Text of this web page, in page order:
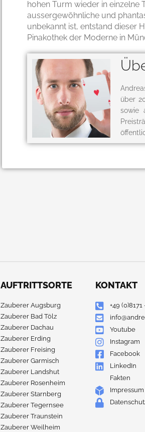
hohen Turm wieder in einzelne
aussergewöhnliche und
unbekannt ist, entstand dieser
Pinakothek der Moderne in
über
sowie
AUFTRITTSORTE
Zauberer Augsburg
Zauberer Bad Tölz
Zauberer Dachau
Zauberer Erding
Zauberer Freising
Zauberer Garmisch
Zauberer Landshut
Zauberer Rosenheim
Zauberer Starnberg
Zauberer Tegernsee
Zauberer Traunstein
Zauberer Weilheim
KONTAKT
+49
Youtube
Instagram
Facebook
LinkedIn
Fakten
Impressum